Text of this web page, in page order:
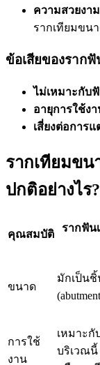
ความสวยงา
รากเทียมขน
ข้อเสียของราก
ไม่เหมาะกับ
อายุการใช้ง
เสี่ยงต่อการ
รากเทียมขน
ปกติอย่างไร?
คุณสมบัติ
รากฟัน
ขนาด
มักเป็นชิ้
การใช้
งาน
เหมาะกั
บริเวณนี้